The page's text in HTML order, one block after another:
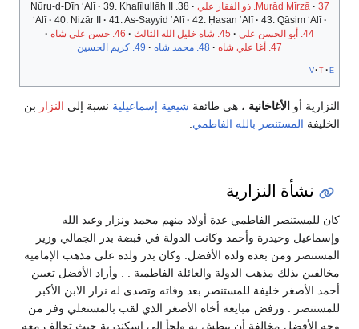
Murād Mīrzā
37. ذو الفقار علي 38. Nūru-d-Dīn ʻAlī
39. Khalīlullāh II
ʻAlī
40. Nizār II 41. As-Sayyid ʻAlī 42. Ḥasan ʻAlī
43. Qāsim ʻAlī
44. أبو الحسن علي
45. شاه خليل الله الثالث
46. حسن علي شاه
47. أغا علي شاه
48. محمد شاه
49. كريم الحسين
v t e
النزارية أو الأغاخانية ، هي طائفة شيعية إسماعيلية نسبة إلى النزار بن
الخليفة المستنصر بالله الفاطمي
نشأة النزارية
كان للمستنصر الفاطمي عدة أولاد منهم محمد ونزار وعبد الله
وإسماعيل وحيدرة وأحمد وكانت الدولة في قبضة بدر الجمالي وزير
المستنصر ومن بعده ولده الأفضل. وكان بدر ولده على مذهب الإمامية
مخالفين بذلك مذهب الدولة والعائلة الفاطمية . . وأراد الأفضل تعيين
أحمد الأصغر خليفة للمستنصر بعد وفاته وتصدى له نزار الابن الأكبر
للمستنصر . ورفض مبايعة أخاه الأصغر الذي لقب بالمستعلي وفر من
وجه الأفضل مخالفة أن يبطش به ولجأ إلى إسكندرية حيث تحالف معه